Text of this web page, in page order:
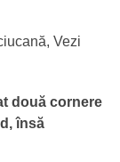
Vezi
două cornere
însă